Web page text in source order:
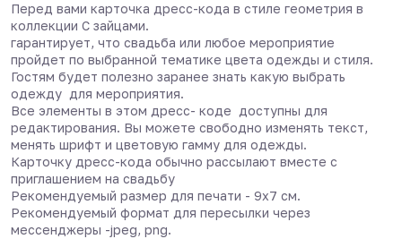
Перед вами карточка дресс-кода в стиле геометрия в
коллекции С зайцами.
гарантирует, что свадьба или любое мероприятие
пройдет по выбранной тематике цвета одежды и стиля.
Гостям будет полезно заранее знать какую выбрать
одежду для мероприятия.
Все элементы в этом дресс- коде доступны для
редактирования. Вы можете свободно изменять текст,
менять шрифт и цветовую гамму для одежды.
Карточку дресс-кода обычно рассылают вместе с
приглашением на свадьбу
Рекомендуемый размер для печати - 9х7 см.
Рекомендуемый формат для пересылки через
мессенджеры -jpeg, png.